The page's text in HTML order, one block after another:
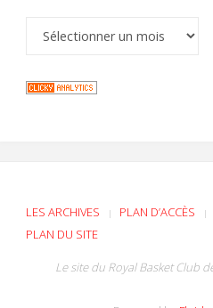
LES ARCHIVES | PLAN D’ACCÈS |
PLAN DU SITE
Le site du Royal Basket Club